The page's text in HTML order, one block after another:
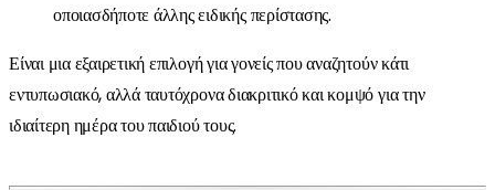
οποιασδήποτε άλλης ειδικής περίστασης.
Είναι μια εξαιρετική επιλογή για γονείς που αναζητούν κάτι
εντυπωσιακό, αλλά ταυτόχρονα διακριτικό και κομψό για την
ιδιαίτερη ημέρα του παιδιού τους.